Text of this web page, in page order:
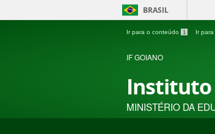
BRASIL
Ir para o conteúdo 1 Ir
IF GOIANO
Instituto
MINISTÉRIO DA